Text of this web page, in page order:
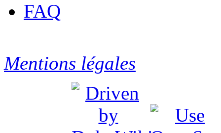
FAQ
Mentions légales